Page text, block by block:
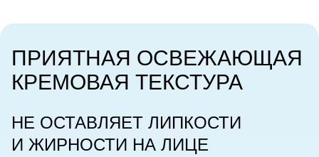
ПРИЯТНАЯ ОСВЕЖАЮЩАЯ
КРЕМОВАЯ ТЕКСТУРА
НЕ ОСТАВЛЯЕТ ЛИПКОСТИ
И ЖИРНОСТИ НА ЛИЦЕ